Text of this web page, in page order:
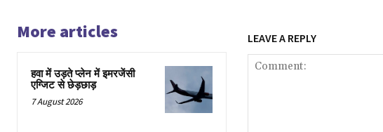
More articles
हवा में उड़ते प्लेन में इमरजेंसी
एग्जिट से छेड़छाड़
7 August 2026
LEAVE A REPLY